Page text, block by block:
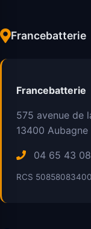
Francebatterie
Francebatterie
575 avenue de
13400 Aubagne
04 65 43
RCS